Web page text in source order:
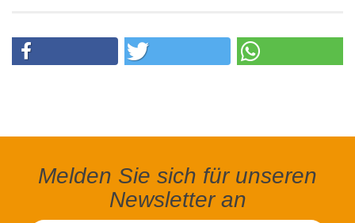
Melden Sie sich für unseren
Newsletter an